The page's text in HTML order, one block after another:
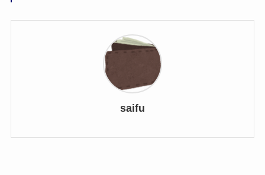
saifu